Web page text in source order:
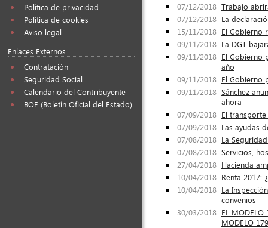
Política de privacidad
Política de cookies
Aviso legal
Enlaces Externos
Contratación
Seguridad Social
Calendario del Contribuyente
BOE (Boletín Oficial del Estado)
07/12/2018 Trabajo
07/12/2018 La
15/11/2018 El Gobierno
09/11/2018 La DGT
09/11/2018 El Gobierno
año
09/11/2018 El Gobierno
09/11/2018 Sánchez
ahora
07/09/2018 El
07/09/2018 Las ayudas
07/08/2018 La
07/08/2018 Servicios,
27/04/2018 Hacienda
10/04/2018 Renta 2017:
10/04/2018 La
convenios
30/03/2018 EL
MODELO